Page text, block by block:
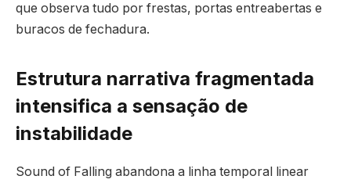
que observa tudo por frestas, portas entreabertas e
buracos de fechadura.
Estrutura narrativa fragmentada
intensifica a sensação de
instabilidade
Sound of Falling abandona a linha temporal linear